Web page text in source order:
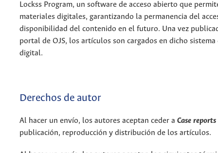
Lockss Program, un software de acceso abierto que
materiales digitales, garantizando la permanencia del
disponibilidad del contenido en el futuro. Una vez
portal de OJS, los artículos son cargados en dicho
digital.
Derechos de autor
Al hacer un envío, los autores aceptan ceder a Case reports
publicación, reproducción y distribución de los artículos.